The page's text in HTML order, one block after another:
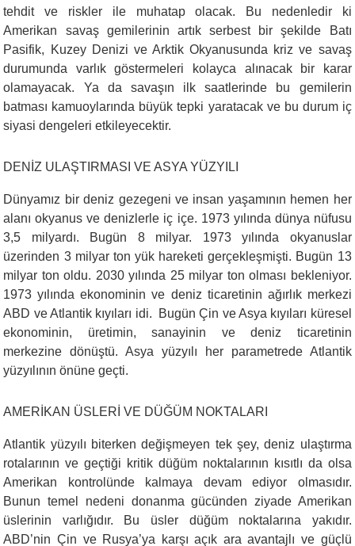
tehdit ve riskler ile muhatap olacak. Bu nedenledir ki
Amerikan savaş gemilerinin artık serbest bir şekilde Batı
Pasifik, Kuzey Denizi ve Arktik Okyanusunda kriz ve savaş
durumunda varlık göstermeleri kolayca alınacak bir karar
olamayacak. Ya da savaşın ilk saatlerinde bu gemilerin
batması kamuoylarında büyük tepki yaratacak ve bu durum iç
siyasi dengeleri etkileyecektir.
DENİZ ULAŞTIRMASI VE ASYA YÜZYILI
Dünyamız bir deniz gezegeni ve insan yaşamının hemen her
alanı okyanus ve denizlerle iç içe. 1973 yılında dünya nüfusu
3,5 milyardı. Bugün 8 milyar. 1973 yılında okyanuslar
üzerinden 3 milyar ton yük hareketi gerçekleşmişti. Bugün 13
milyar ton oldu. 2030 yılında 25 milyar ton olması bekleniyor.
1973 yılında ekonominin ve deniz ticaretinin ağırlık merkezi
ABD ve Atlantik kıyıları idi. Bugün Çin ve Asya kıyıları küresel
ekonominin, üretimin, sanayinin ve deniz ticaretinin
merkezine dönüştü. Asya yüzyılı her parametrede Atlantik
yüzyılının önüne geçti.
AMERİKAN ÜSLERİ VE DÜĞÜM NOKTALARI
Atlantik yüzyılı biterken değişmeyen tek şey, deniz ulaştırma
rotalarının ve geçtiği kritik düğüm noktalarının kısıtlı da olsa
Amerikan kontrolünde kalmaya devam ediyor olmasıdır.
Bunun temel nedeni donanma gücünden ziyade Amerikan
üslerinin varlığıdır. Bu üsler düğüm noktalarına yakıdır.
ABD’nin Çin ve Rusya’ya karşı açık ara avantajlı ve güçlü